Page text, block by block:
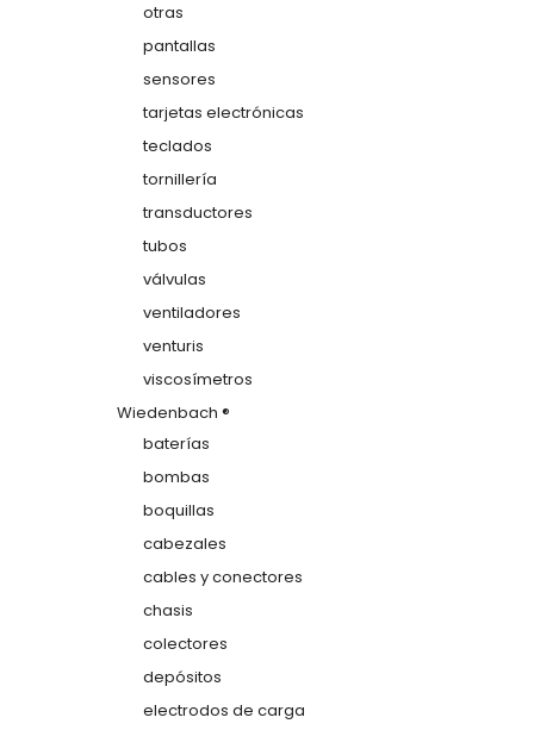
otras
pantallas
sensores
tarjetas electrónicas
teclados
tornillería
transductores
tubos
válvulas
ventiladores
venturis
viscosímetros
Wiedenbach ®
baterías
bombas
boquillas
cabezales
cables y conectores
chasis
colectores
depósitos
electrodos de carga